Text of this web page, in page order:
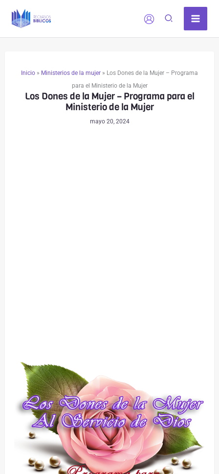
Inicio » Ministerios de la mujer » Los Dones de la Mujer – Programa
para el Ministerio de la Mujer
Los Dones de la Mujer – Programa para el
Ministerio de la Mujer
mayo 20, 2024